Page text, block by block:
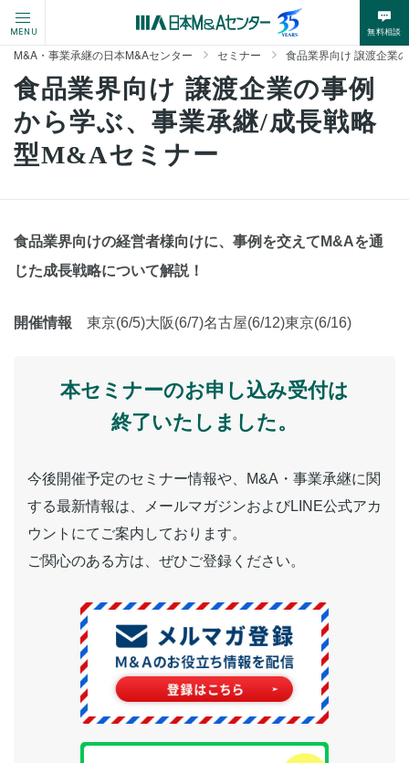
MENU 無料相談
M&A・事業承継の日本M&Aセンター セミナー 食品業界向け 譲渡企業
食品業界向け 譲渡企業の事例
から学ぶ、事業承継/成長戦略
型M&Aセミナー
食品業界向けの経営者様向けに、事例を交えてM&Aを通
じた成長戦略について解説！
開催情報 東京(6/5)大阪(6/7)名古屋(6/12)東京(6/16)
本セミナーのお申し込み受付は
終了いたしました。
今後開催予定のセミナー情報や、M&A・事業承継に関
する最新情報は、メールマガジンおよびLINE公式アカ
ウントにてご案内しております。
ご関心のある方は、ぜひご登録ください。